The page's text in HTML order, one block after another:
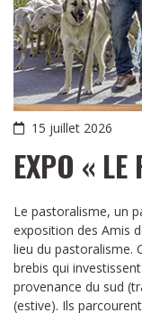
15 juillet 2026
EXPO «
Le pastoralisme, un
exposition des Amis
lieu du pastoralisme.
brebis qui
provenance du sud
(estive). Ils